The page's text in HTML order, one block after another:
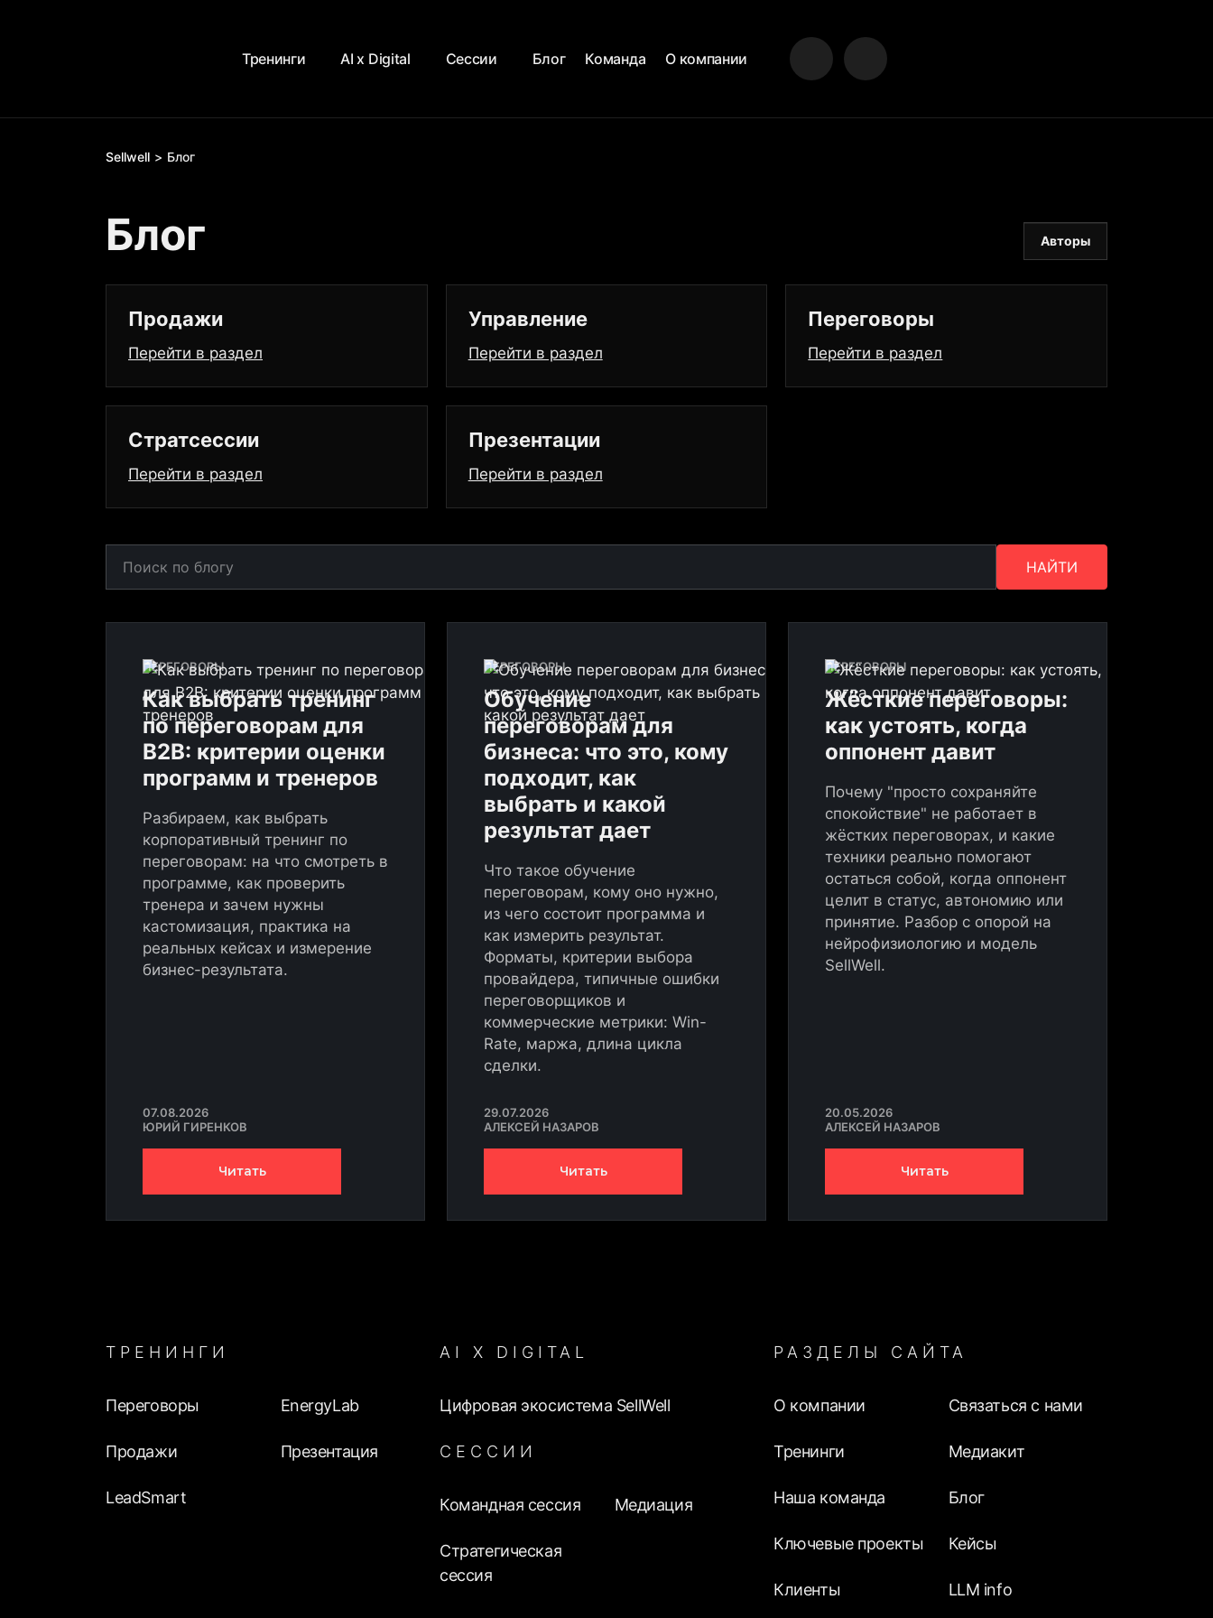
Тренинги AI х Digital Сессии Блог Команда О компании
Sellwell Блог
Блог Авторы
Продажи
Перейти в раздел
Управление
Перейти в раздел
Переговоры
Перейти в раздел
Стратсессии
Перейти в раздел
Презентации
Перейти в раздел
НАЙТИ
ПЕРЕГОВОРЫ
Как выбрать тренинг
по переговорам для
B2B: критерии оценки
программ и тренеров
Разбираем, как выбрать
корпоративный тренинг по
переговорам: на что смотреть в
программе, как проверить
тренера и зачем нужны
кастомизация, практика на
реальных кейсах и измерение
бизнес-результата.
07.08.2026
ЮРИЙ ГИРЕНКОВ
Читать
ПЕРЕГОВОРЫ
Обучение
переговорам для
бизнеса: что это, кому
подходит, как
выбрать и какой
результат дает
Что такое обучение
переговорам, кому оно нужно,
из чего состоит программа и
как измерить результат.
Форматы, критерии выбора
провайдера, типичные ошибки
переговорщиков и
коммерческие метрики: Win-
Rate, маржа, длина цикла
сделки.
29.07.2026
АЛЕКСЕЙ НАЗАРОВ
Читать
ПЕРЕГОВОРЫ
Жёсткие переговоры:
как устоять, когда
оппонент давит
Почему "просто сохраняйте
спокойствие" не работает в
жёстких переговорах, и какие
техники реально помогают
остаться собой, когда оппонент
целит в статус, автономию или
принятие. Разбор с опорой на
нейрофизиологию и модель
SellWell.
20.05.2026
АЛЕКСЕЙ НАЗАРОВ
Читать
ТРЕНИНГИ
Переговоры
Продажи
LeadSmart
EnergyLab
Презентация
AI Х DIGITAL
Цифровая экосистема SellWell
СЕССИИ
Командная сессия
Стратегическая
сессия
Медиация
РАЗДЕЛЫ САЙТА
О компании
Тренинги
Наша команда
Ключевые проекты
Клиенты
Связаться с нами
Медиакит
Блог
Кейсы
LLM info